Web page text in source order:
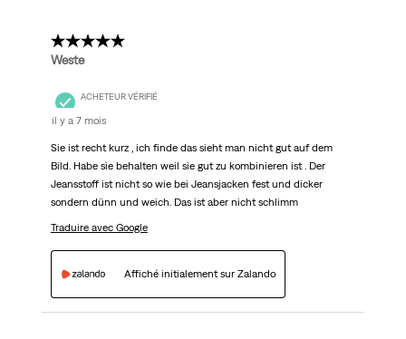
5 étoile(s) sur 5.
Weste
ACHETEUR VÉRIFIÉ
il y a 7 mois
Sie ist recht kurz , ich finde das sieht man nicht gut auf dem
Bild. Habe sie behalten weil sie gut zu kombinieren ist . Der
Jeansstoff ist nicht so wie bei Jeansjacken fest und dicker
sondern dünn und weich. Das ist aber nicht schlimm
Traduire avec Google
Affiché initialement sur Zalando